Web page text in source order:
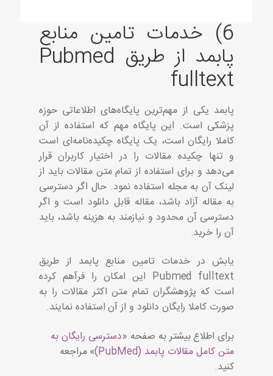
6) خدمات تامین منابع
پابمد از طریق Pubmed
fulltext
پابمد یکی از مهم‌ترین پایگاه‌های اطلاعاتی حوزه
پزشکی است. این پایگاه مهم که استفاده از آن
کاملا رایگان است، یک پایگاه چکیده‌نامه‌ای است
و تنها چکیده مقالات را در اختیار کاربران قرار
می‌دهد و برای استفاده از تمام متن مقالات باید از
لینک آن به مجله استفاده نمود. حال اگر دسترسی
به مقاله آزاد باشد، مقاله قابل دانلود است و اگر
دسترسی آن محدود و نیازمند به هزینه باشد، باید
آن را خرید.
یابش در خدمات تامین منابع پابمد از طریق
Pubmed fulltext این امکان را فرآهم کرده
است که پژوهشگران تمام متن اکثر مقالات را به
صورت کاملا رایگان دانلود و از آن استفاده نمایند.
برای اطلاع بیشتر به صفحه «دسترسی رایگان به
متن کامل مقالات پابمد (PubMed
)» مراجعه
کنید.